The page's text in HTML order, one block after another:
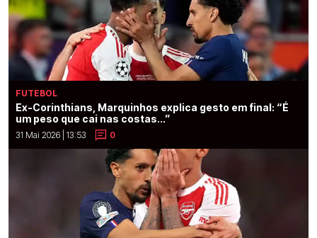
FUTEBOL
Ex-Corinthians, Marquinhos explica gesto em final: “É
um peso que cai nas costas...”
31 Mai 2026 | 13:53 0